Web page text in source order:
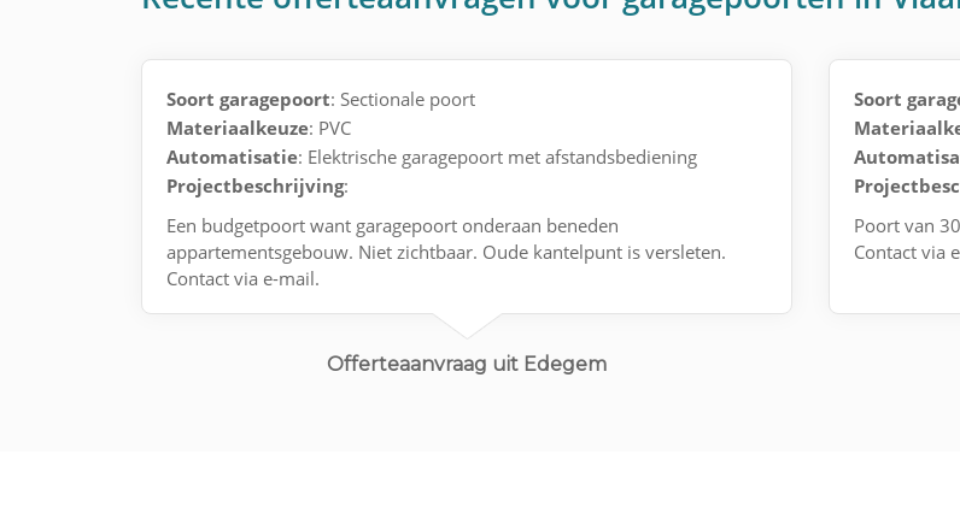
Soort garagepoort: Sectionale poort
Materiaalkeuze: PVC
Automatisatie: Elektrische garagepoort met afstandsbediening
Projectbeschrijving:
Een budgetpoort want garagepoort onderaan beneden
appartementsgebouw. Niet zichtbaar. Oude kantelpunt is versleten.
Contact via e-mail.
Offerteaanvraag uit Edegem
Soort
Poort van
Contact via